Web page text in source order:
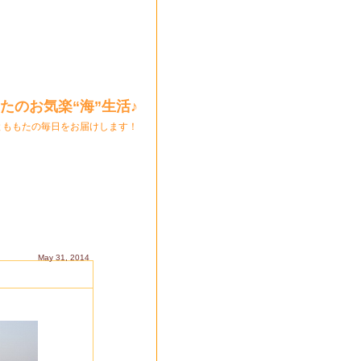
のお気楽“海”生活♪
もたの毎日をお届けします！
May 31, 2014